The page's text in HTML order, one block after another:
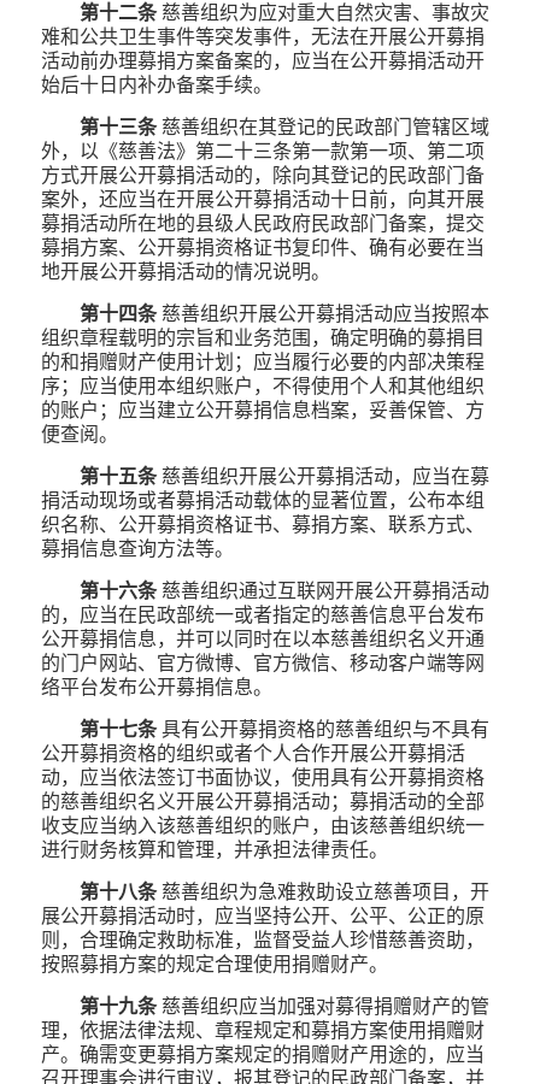
第十二条慈善组织为应对重大自然灾害、事故灾
难和公共卫生事件等突发事件，无法在开展公开募捐
活动前办理募捐方案备案的，应当在公开募捐活动开
始后十日内补办备案手续。
第十三条慈善组织在其登记的民政部门管辖区域
外，以《慈善法》第二十三条第一款第一项、第二项
方式开展公开募捐活动的，除向其登记的民政部门备
案外，还应当在开展公开募捐活动十日前，向其开展
募捐活动所在地的县级人民政府民政部门备案，提交
募捐方案、公开募捐资格证书复印件、确有必要在当
地开展公开募捐活动的情况说明。
第十四条慈善组织开展公开募捐活动应当按照本
组织章程载明的宗旨和业务范围，确定明确的募捐目
的和捐赠财产使用计划；应当履行必要的内部决策程
序；应当使用本组织账户，不得使用个人和其他组织
的账户；应当建立公开募捐信息档案，妥善保管、方
便查阅。
第十五条慈善组织开展公开募捐活动，应当在募
捐活动现场或者募捐活动载体的显著位置，公布本组
织名称、公开募捐资格证书、募捐方案、联系方式、
募捐信息查询方法等。
第十六条慈善组织通过互联网开展公开募捐活动
的，应当在民政部统一或者指定的慈善信息平台发布
公开募捐信息，并可以同时在以本慈善组织名义开通
的门户网站、官方微博、官方微信、移动客户端等网
络平台发布公开募捐信息。
第十七条具有公开募捐资格的慈善组织与不具有
公开募捐资格的组织或者个人合作开展公开募捐活
动，应当依法签订书面协议，使用具有公开募捐资格
的慈善组织名义开展公开募捐活动；募捐活动的全部
收支应当纳入该慈善组织的账户，由该慈善组织统一
进行财务核算和管理，并承担法律责任。
第十八条慈善组织为急难救助设立慈善项目，开
展公开募捐活动时，应当坚持公开、公平、公正的原
则，合理确定救助标准，监督受益人珍惜慈善资助，
按照募捐方案的规定合理使用捐赠财产。
第十九条慈善组织应当加强对募得捐赠财产的管
理，依据法律法规、章程规定和募捐方案使用捐赠财
产。确需变更募捐方案规定的捐赠财产用途的，应当
召开理事会进行审议，报其登记的民政部门备案，并